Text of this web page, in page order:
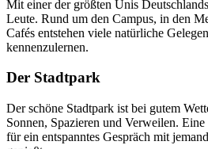
Mit einer der größten Unis
Leute. Rund um den Campus, in den
Cafés entstehen viele natürliche
kennenzulernen.
Der Stadtpark
Der schöne Stadtpark ist bei gutem
Sonnen, Spazieren und Verweilen.
für ein entspanntes Gespräch mit